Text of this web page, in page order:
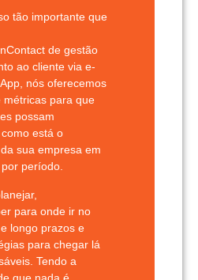
tão importante que
de gestão
ao cliente via e-
nós oferecemos
métricas para que
possam
está o
sua empresa em
período.
para onde ir no
longo prazos e
para chegar lá
Tendo a
que nada é